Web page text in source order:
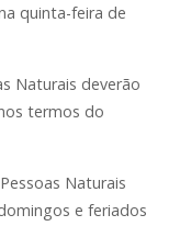
quinta-feira de
Naturais deverão
termos do
Naturais
e feriados